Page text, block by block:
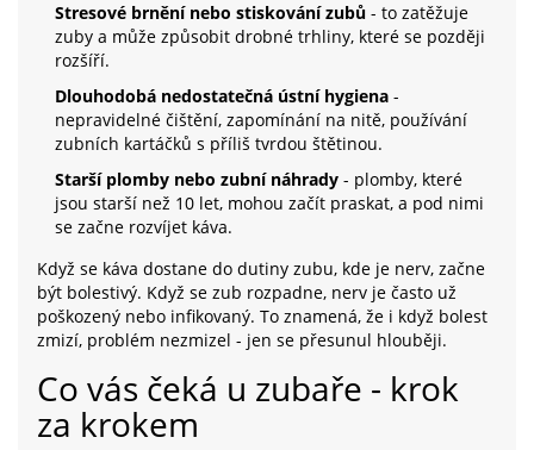
Stresové brnění nebo stiskování zubů - to zatěžuje
zuby a může způsobit drobné trhliny, které se později
rozšíří.
Dlouhodobá nedostatečná ústní hygiena -
nepravidelné čištění, zapomínání na nitě, používání
zubních kartáčků s příliš tvrdou štětinou.
Starší plomby nebo zubní náhrady - plomby, které
jsou starší než 10 let, mohou začít praskat, a pod nimi
se začne rozvíjet káva.
Když se káva dostane do dutiny zubu, kde je nerv, začne
být bolestivý. Když se zub rozpadne, nerv je často už
poškozený nebo infikovaný. To znamená, že i když bolest
zmizí, problém nezmizel - jen se přesunul hlouběji.
Co vás čeká u zubaře - krok
za krokem